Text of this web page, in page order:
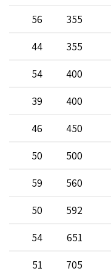
355
56
355
44
400
54
400
39
450
46
500
50
560
59
592
50
651
54
705
51